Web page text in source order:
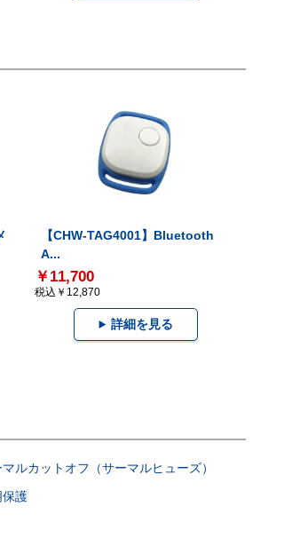
【CHW-TAG4001】Bluetooth
A...
￥11,700
税込￥12,870
詳細を見る
ルカットオフ（サーマルヒューズ）
保護